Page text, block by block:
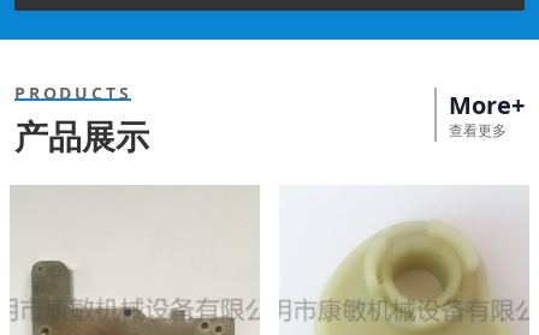
PRODUCTS
产品展示
More+
查看更多